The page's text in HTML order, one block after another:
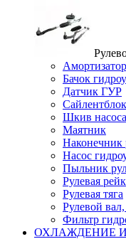
Бачок
Датчик ГУР
Шкив
Маятник
Наконечник
Насос
Пыльник
Рулевая
Рулевая тяга
Рулевой
Фильтр
ОХЛАЖДЕНИЕ